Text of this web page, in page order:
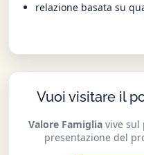
relazione basata su
Vuoi visitare il
Valore Famiglia vive sul
presentazione del